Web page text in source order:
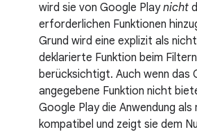
wird sie von Google Playnicht
erforderlichen Funktionen
Grund wird eine explizit als
deklarierte Funktion beim
berücksichtigt. Auch wenn das
angegebene Funktion nicht
Google Play die Anwendung
kompatibel und zeigt sie dem